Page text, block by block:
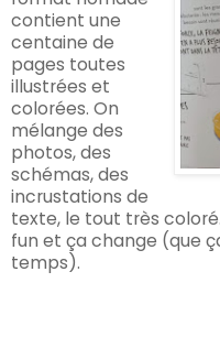
contient une
centaine de
pages toutes
illustrées et
colorées. On
mélange des
photos, des
schémas, des
incrustations de
texte, le tout très
fun et ça change (que
temps).